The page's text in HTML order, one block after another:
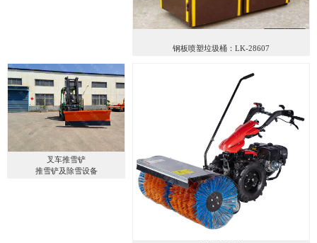
钢板喷塑垃圾桶：LK-28607
叉车推雪铲
推雪铲及除雪设备